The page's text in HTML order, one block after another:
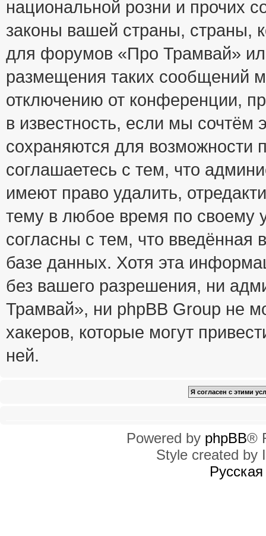
национальной розни и прочих
законы вашей страны, страны,
для форумов «Про Трамвай»
размещения таких сообщений
отключению от конференции,
в известность, если мы
сохраняются для возможности
соглашаетесь с тем, что
имеют право удалить,
тему в любое время по своему
согласны с тем, что
базе данных. Хотя эта
без вашего разрешения, ни
Трамвай», ни phpBB Group не
хакеров, которые могут
ней.
Powered by phpBB®
Style created by